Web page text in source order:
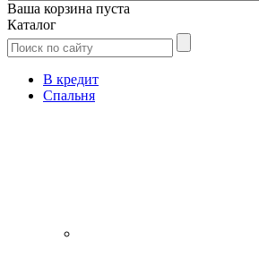
Ваша корзина пуста
Каталог
В кредит
Спальня